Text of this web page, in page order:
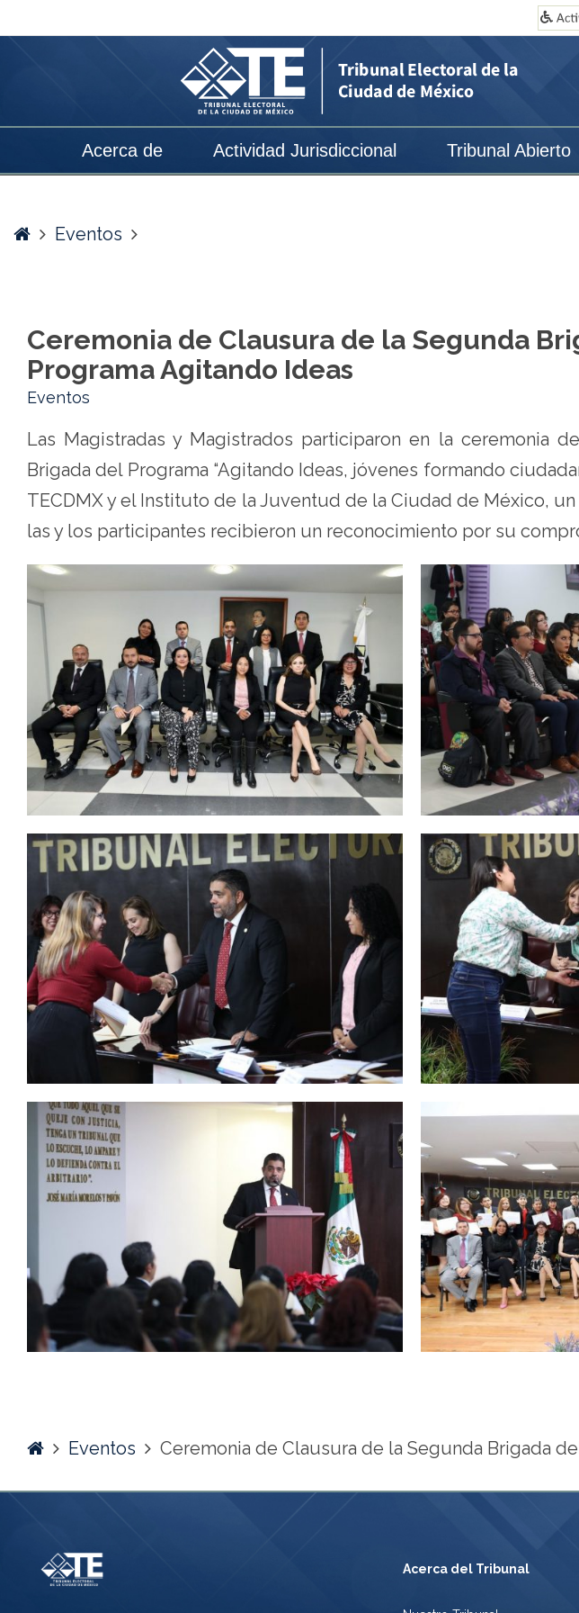
Segunda
del
Tribunal
Ciudad
México
Acerca de Actividad Jurisdiccional Tribunal Abierto
HomeEventos
Ceremonia de Clausura de la Segunda
Programa Agitando Ideas
Eventos
Las Magistradas y Magistrados participaron en la ceremonia
Brigada del Programa “Agitando Ideas, jóvenes formando
TECDMX y el Instituto de la Juventud de la Ciudad de México,
las y los participantes recibieron un reconocimiento por su
HomeEventos Ceremonia de Clausura de la Segunda Brigada
Acerca del Tribunal